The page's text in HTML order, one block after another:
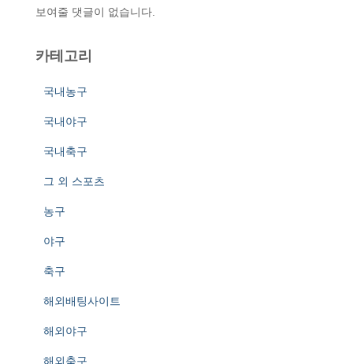
보여줄 댓글이 없습니다.
카테고리
국내농구
국내야구
국내축구
그 외 스포츠
농구
야구
축구
해외배팅사이트
해외야구
해외축구